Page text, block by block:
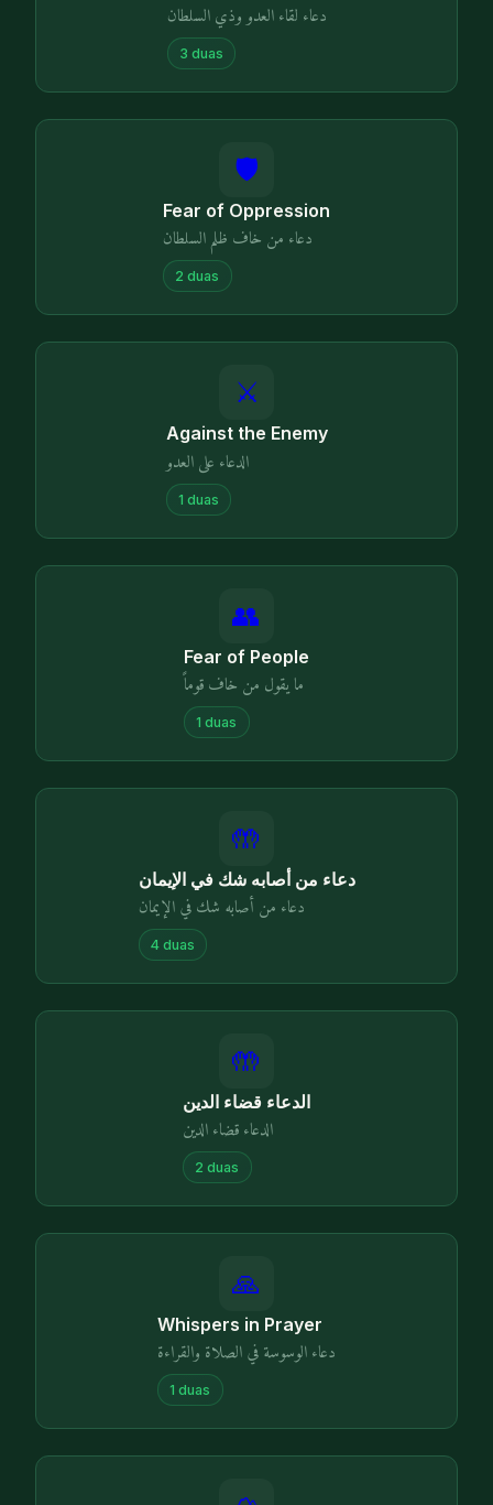
دعاء لقاء العدو وذي السلطان
3 duas
🛡️
Fear of Oppression
دعاء من خاف ظلم السلطان
2 duas
⚔️
Against the Enemy
الدعاء على العدو
1 duas
👥
Fear of People
ما يقول من خاف قوماً
1 duas
🤲
دعاء من أصابه شك في الإيمان
دعاء من أصابه شك في الإيمان
4duas
🤲
الدعاء قضاء الدين
الدعاء قضاء الدين
2 duas
🙏
Whispers in Prayer
دعاء الوسوسة في الصلاة والقراءة
1 duas